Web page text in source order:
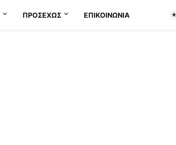
ΠΡΟΣΕΧΩΣ ΕΠΙΚΟΙΝΩΝΊΑ